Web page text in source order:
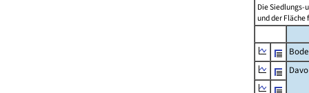
Die Siedlungs-
und der Fläche